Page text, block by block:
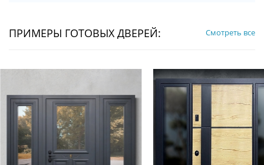
ПРИМЕРЫ ГОТОВЫХ ДВЕРЕЙ: Смотреть все